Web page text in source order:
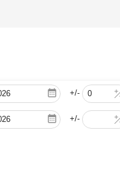
+/-
+/-